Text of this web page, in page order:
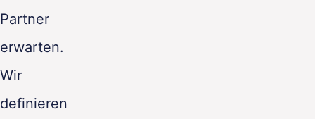
Partner
erwarten.
Wir
definieren